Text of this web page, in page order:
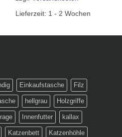
Lieferzeit: 1 - 2 Wochen
Einkaufstasche Filz
hellgrau Holzgriffe
Innenfutter kallax
Katzenbett Katzenhöhle